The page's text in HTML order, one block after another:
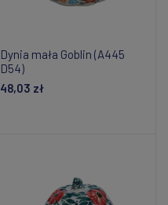
Dynia mała Goblin (A445
D54)
48,03 zł